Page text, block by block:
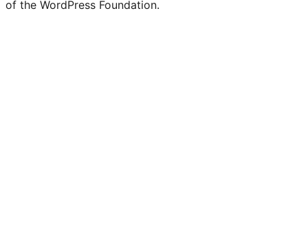
of the WordPress Foundation.